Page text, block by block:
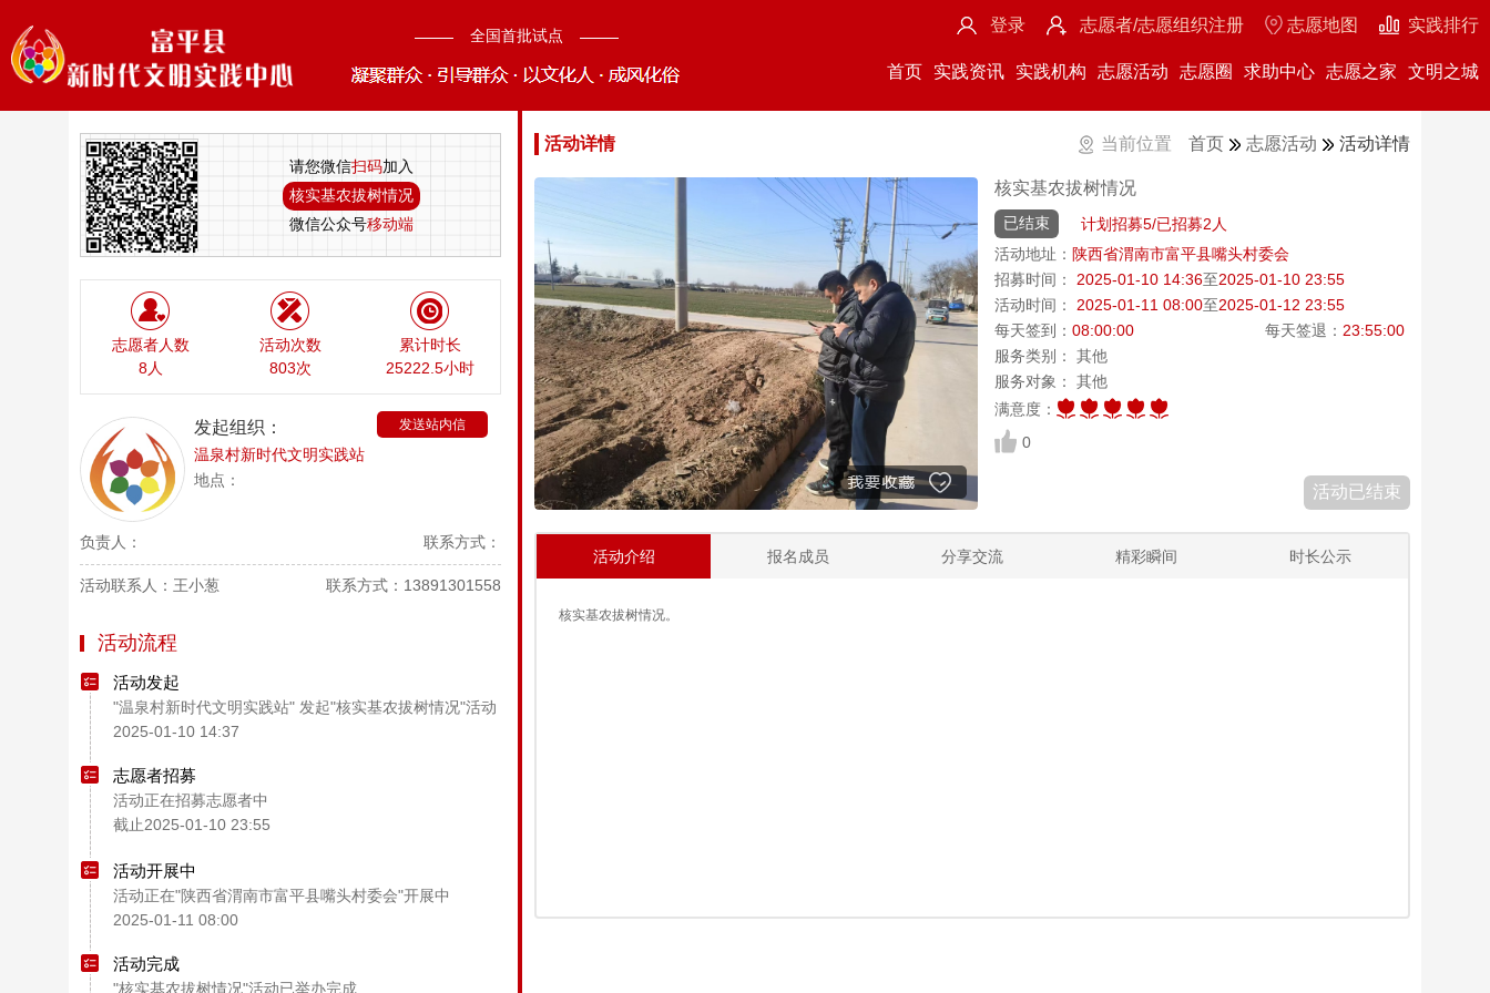
全国首批试点
登录 志愿者/志愿组织注册 志愿地图 实践排行
首页 实践资讯 实践机构 志愿活动 志愿圈 求助中心 志愿之家 文明之城
请您微信扫码加入
核实基农拔树情况
微信公众号移动端
志愿者人数
8人
活动次数
803次
累计时长
25222.5小时
发起组织：
温泉村新时代文明实践站
地点：
发送站内信
负责人： 联系方式：
活动联系人：王小葱 联系方式：13891301558
活动流程
活动发起
"温泉村新时代文明实践站" 发起"核实基农拔树情况"活动
2025-01-10 14:37
志愿者招募
活动正在招募志愿者中
截止2025-01-10 23:55
活动开展中
活动正在"陕西省渭南市富平县嘴头村委会"开展中
2025-01-11 08:00
活动完成
"核实基农拔树情况"活动已举办完成
活动详情 当前位置 首页 志愿活动 活动详情
核实基农拔树情况
已结束
计划招募5/已招募2人
活动地址： 陕西省渭南市富平县嘴头村委会
招募时间：
2025-01-10 14:36至2025-01-10 23:55
活动时间：
2025-01-11 08:00至2025-01-12 23:55
每天签到： 08:00:00 每天签退： 23:55:00
服务类别： 其他
服务对象： 其他
满意度：
0
活动已结束
活动介绍 报名成员 分享交流 精彩瞬间 时长公示
核实基农拔树情况。